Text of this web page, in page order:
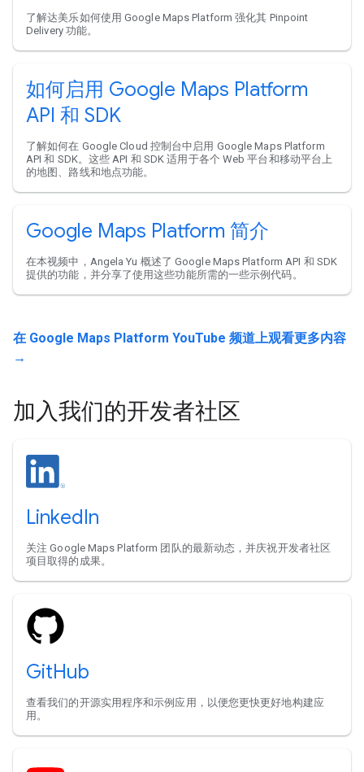
了解达美乐如何使用 Google Maps Platform 强化其 Pinpoint
Delivery 功能。
如何启用 Google Maps Platform
API 和 SDK
了解如何在 Google Cloud 控制台中启用 Google Maps Platform
API 和 SDK。这些 API 和 SDK 适用于各个 Web 平台和移动平台上
的地图、路线和地点功能。
Google Maps Platform 简介
在本视频中，Angela Yu 概述了 Google Maps Platform API 和 SDK
提供的功能，并分享了使用这些功能所需的一些示例代码。
在 Google Maps Platform YouTube 频道上观看更多内容
→
加入我们的开发者社区
LinkedIn
关注 Google Maps Platform 团队的最新动态，并庆祝开发者社区
项目取得的成果。
GitHub
查看我们的开源实用程序和示例应用，以便您更快更好地构建应
用。